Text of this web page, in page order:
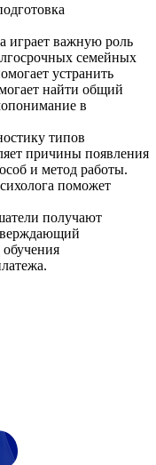
играет важную роль
семейных
устранить
найти общий
в
типов
причины появления
и метод работы.
поможет
получают